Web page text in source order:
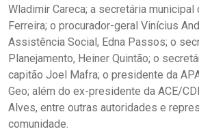
Wladimir Careca; a secretária municipal
Ferreira; o procurador-geral Vinícius
Assistência Social, Edna Passos; o
Planejamento, Heiner Quintão; o
capitão Joel Mafra; o presidente da
Geo; além do ex-presidente da ACE/
Alves, entre outras autoridades e
comunidade.